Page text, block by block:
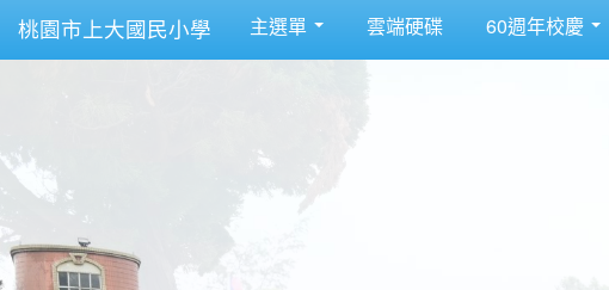
桃園市上大國民小學 主選單 雲端硬碟 60週年校慶